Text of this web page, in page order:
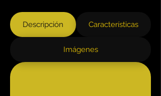
Descripción Características
Imágenes